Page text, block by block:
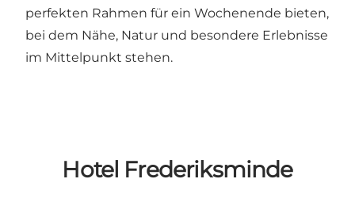
perfekten Rahmen für ein Wochenende bieten,
bei dem Nähe, Natur und besondere Erlebnisse
im Mittelpunkt stehen.
Hotel Frederiksminde